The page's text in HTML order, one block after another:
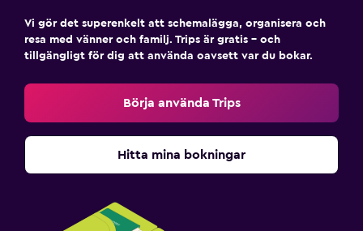
Vi gör det superenkelt att schemalägga, organisera och
resa med vänner och familj. Trips är gratis – och
tillgängligt för dig att använda oavsett var du bokar.
Börja använda Trips
Hitta mina bokningar